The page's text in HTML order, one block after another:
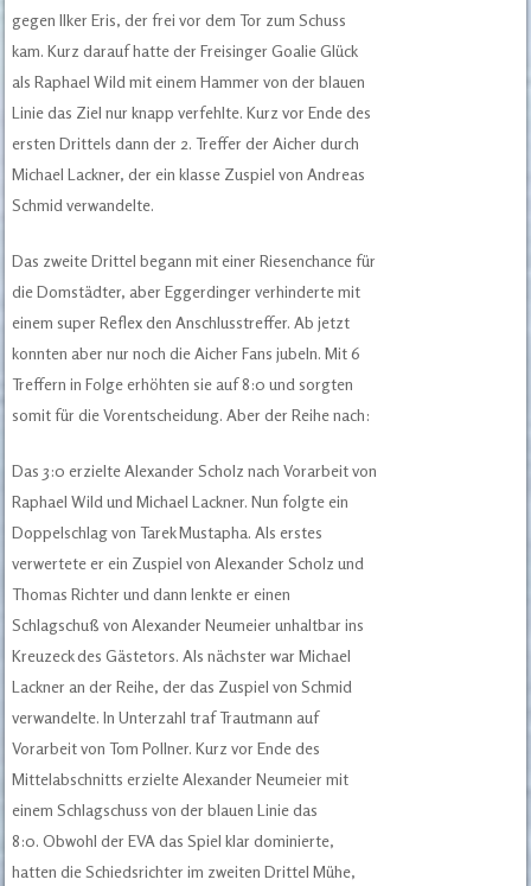
gegen Ilker Eris, der frei vor dem Tor zum Schuss
kam. Kurz darauf hatte der Freisinger Goalie Glück
als Raphael Wild mit einem Hammer von der blauen
Linie das Ziel nur knapp verfehlte. Kurz vor Ende des
ersten Drittels dann der 2. Treffer der Aicher durch
Michael Lackner, der ein klasse Zuspiel von Andreas
Schmid verwandelte.
Das zweite Drittel begann mit einer Riesenchance für
die Domstädter, aber Eggerdinger verhinderte mit
einem super Reflex den Anschlusstreffer. Ab jetzt
konnten aber nur noch die Aicher Fans jubeln. Mit 6
Treffern in Folge erhöhten sie auf 8:0 und sorgten
somit für die Vorentscheidung. Aber der Reihe nach:
Das 3:0 erzielte Alexander Scholz nach Vorarbeit von
Raphael Wild und Michael Lackner. Nun folgte ein
Doppelschlag von Tarek Mustapha. Als erstes
verwertete er ein Zuspiel von Alexander Scholz und
Thomas Richter und dann lenkte er einen
Schlagschuß von Alexander Neumeier unhaltbar ins
Kreuzeck des Gästetors. Als nächster war Michael
Lackner an der Reihe, der das Zuspiel von Schmid
verwandelte. In Unterzahl traf Trautmann auf
Vorarbeit von Tom Pollner. Kurz vor Ende des
Mittelabschnitts erzielte Alexander Neumeier mit
einem Schlagschuss von der blauen Linie das
8:0. Obwohl der EVA das Spiel klar dominierte,
hatten die Schiedsrichter im zweiten Drittel Mühe,